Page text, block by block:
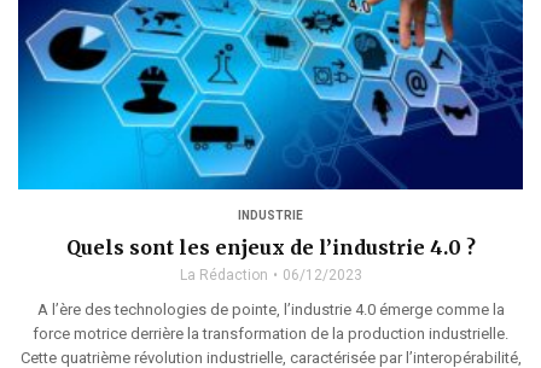
INDUSTRIE
Quels sont les enjeux de l’industrie 4.0 ?
La Rédaction 06/12/2023
A l’ère des technologies de pointe, l’industrie 4.0 émerge comme la
force motrice derrière la transformation de la production industrielle.
Cette quatrième révolution industrielle, caractérisée par l’interopérabilité,